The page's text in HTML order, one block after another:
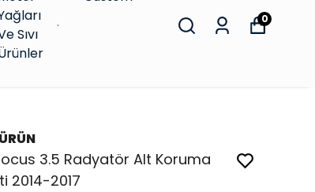
Sıvı
0
3.5 Radyatör Alt Koruma
2014-2017